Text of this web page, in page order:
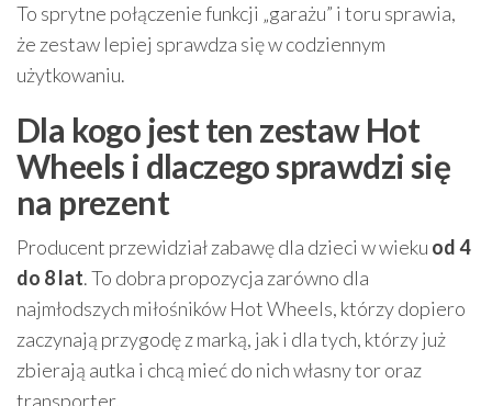
To sprytne połączenie funkcji „garażu” i toru sprawia,
że zestaw lepiej sprawdza się w codziennym
użytkowaniu.
Dla kogo jest ten zestaw Hot
Wheels i dlaczego sprawdzi się
na prezent
Producent przewidział zabawę dla dzieci w wieku od 4
do 8 lat. To dobra propozycja zarówno dla
najmłodszych miłośników Hot Wheels, którzy dopiero
zaczynają przygodę z marką, jak i dla tych, którzy już
zbierają autka i chcą mieć do nich własny tor oraz
transporter.